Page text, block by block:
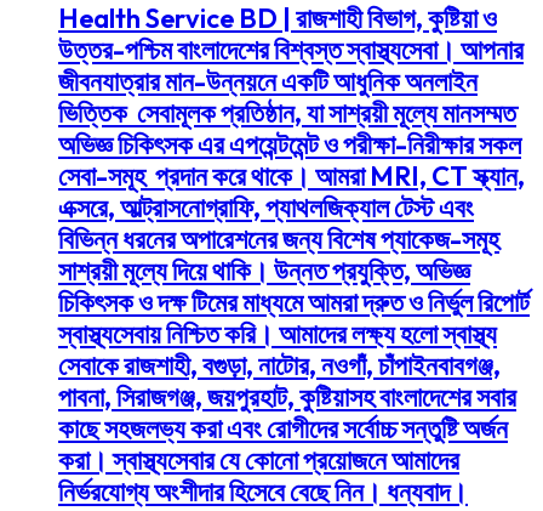
Health Service BD | রাজশাহী বিভাগ, কুষ্টিয়া ও
উত্তর-পশ্চিম বাংলাদেশের বিশ্বস্ত স্বাস্থ্যসেবা। আপনার
জীবনযাত্রার মান-উন্নয়নে একটি আধুনিক অনলাইন
ভিত্তিক সেবামূলক প্রতিষ্ঠান, যা সাশ্রয়ী মূল্যে মানসম্মত
অভিজ্ঞ চিকিৎসক এর এপয়েন্টমেন্ট ও পরীক্ষা-নিরীক্ষার সকল
সেবা-সমূহ প্রদান করে থাকে। আমরা MRI, CT স্ক্যান,
এক্সরে, আল্ট্রাসনোগ্রাফি, প্যাথলজিক্যাল টেস্ট এবং
বিভিন্ন ধরনের অপারেশনের জন্য বিশেষ প্যাকেজ-সমূহ
সাশ্রয়ী মূল্যে দিয়ে থাকি। উন্নত প্রযুক্তি, অভিজ্ঞ
চিকিৎসক ও দক্ষ টিমের মাধ্যমে আমরা দ্রুত ও নির্ভুল রিপোর্ট
স্বাস্থ্যসেবায় নিশ্চিত করি। আমাদের লক্ষ্য হলো স্বাস্থ্য
সেবাকে রাজশাহী, বগুড়া, নাটোর, নওগাঁ, চাঁপাইনবাবগঞ্জ,
পাবনা, সিরাজগঞ্জ, জয়পুরহাট, কুষ্টিয়াসহ বাংলাদেশের সবার
কাছে সহজলভ্য করা এবং রোগীদের সর্বোচ্চ সন্তুষ্টি অর্জন
করা। স্বাস্থ্যসেবার যে কোনো প্রয়োজনে আমাদের
নির্ভরযোগ্য অংশীদার হিসেবে বেছে নিন। ধন্যবাদ।